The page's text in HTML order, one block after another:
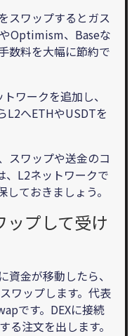
スワップするとガス
Optimism、Baseな
数料を大幅に節約で
ワークを追加し、
L2へETHやUSDTを
スワップや送金のコ
、L2ネットワークで
ておきましょう。
プして受け
金が移動したら、
ワップします。代表
です。DEXに接続
る注文を出します。